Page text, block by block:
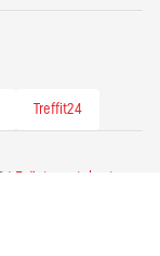
Treffit24